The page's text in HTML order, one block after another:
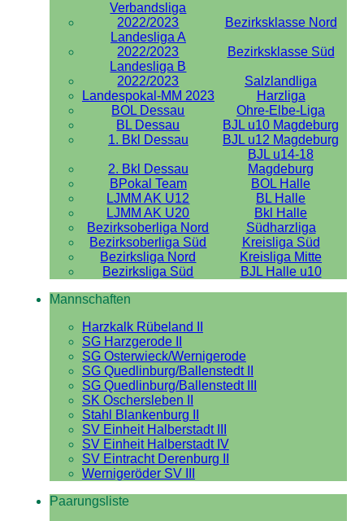
Verbandsliga
2022/2023
Bezirksklasse Nord
Landesliga A
2022/2023
Bezirksklasse Süd
Landesliga B
2022/2023
Salzlandliga
Landespokal-MM 2023
Harzliga
BOL Dessau
Ohre-Elbe-Liga
BL Dessau
BJL u10 Magdeburg
1. Bkl Dessau
BJL u12 Magdeburg
2. Bkl Dessau
BJL u14-18
Magdeburg
BPokal Team
BOL Halle
LJMM AK U12
BL Halle
LJMM AK U20
Bkl Halle
Bezirksoberliga Nord
Südharzliga
Bezirksoberliga Süd
Kreisliga Süd
Bezirksliga Nord
Kreisliga Mitte
Bezirksliga Süd
BJL Halle u10
Mannschaften
Harzkalk Rübeland II
SG Harzgerode II
SG Osterwieck/Wernigerode
SG Quedlinburg/Ballenstedt II
SG Quedlinburg/Ballenstedt III
SK Oschersleben II
Stahl Blankenburg II
SV Einheit Halberstadt III
SV Einheit Halberstadt IV
SV Eintracht Derenburg II
Wernigeröder SV III
Paarungsliste